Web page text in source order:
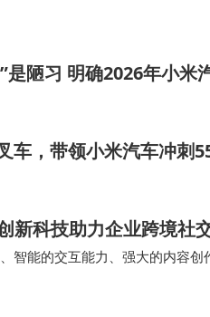
品储存在京东物流海外仓中，在
陋习 明确2026年小米
车，带领小米汽车冲刺
新科技助力企业跨境社
智能的交互能力、强大的内容
不仅能够帮助企业在TikTok平台